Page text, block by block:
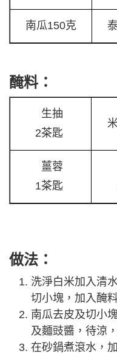
南瓜150克
醃料：
生抽
2茶匙
薑蓉
1茶匙
做法：
洗淨白米加入清
切小塊，加入醃
南瓜去皮及切小
及麵豉醬，待涼
在砂鍋煮滾水，